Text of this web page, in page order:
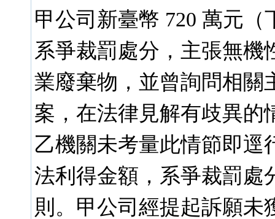
甲公司新臺幣 720 萬元
系爭裁罰處分，主張無機
業廢棄物，並曾詢問相關
案，在法律見解有歧異的
乙機關未考量此情節即逕
法利得金額，系爭裁罰處
則。甲公司經提起訴願未